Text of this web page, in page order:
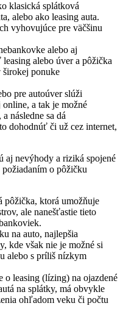
klasická splátková
alebo ako leasing auta.
vyhovujúce pre väčšinu
alebo aj
alebo úver a pôžička
širokej ponuke
pre autoúver slúži
a tak je možné
následne sa dá
dohodnúť či už cez internet,
aj nevýhody a riziká spojené
o pôžičku
pôžička, ktorá umožňuje
ale nanešťastie tieto
na auto, najlepšia
kde však nie je možné si
alebo s príliš nízkym
o leasing (lízing) na ojazdené
na splátky, má obvykle
ohľadom veku či počtu